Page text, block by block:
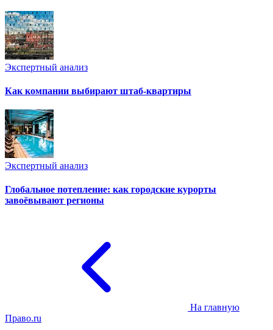
Экспертный анализ
Как компании выбирают штаб-квартиры
Экспертный анализ
Глобальное потепление: как городские курорты
завоёвывают регионы
На главную
Право.ru